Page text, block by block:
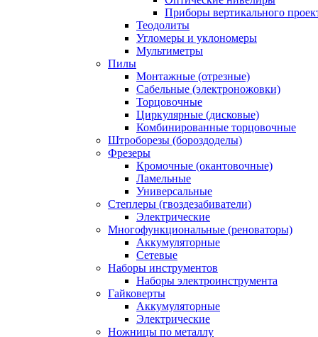
Приборы вертикального
Теодолиты
Угломеры и уклономеры
Мультиметры
Пилы
Монтажные (отрезные)
Сабельные (электроножовки)
Торцовочные
Циркулярные (дисковые)
Комбинированные торцовочные
Штроборезы (бороздоделы)
Фрезеры
Кромочные (окантовочные)
Ламельные
Универсальные
Степлеры (гвоздезабиватели)
Электрические
Многофункциональные (реноваторы)
Аккумуляторные
Сетевые
Наборы инструментов
Наборы электроинструмента
Гайковерты
Аккумуляторные
Электрические
Ножницы по металлу